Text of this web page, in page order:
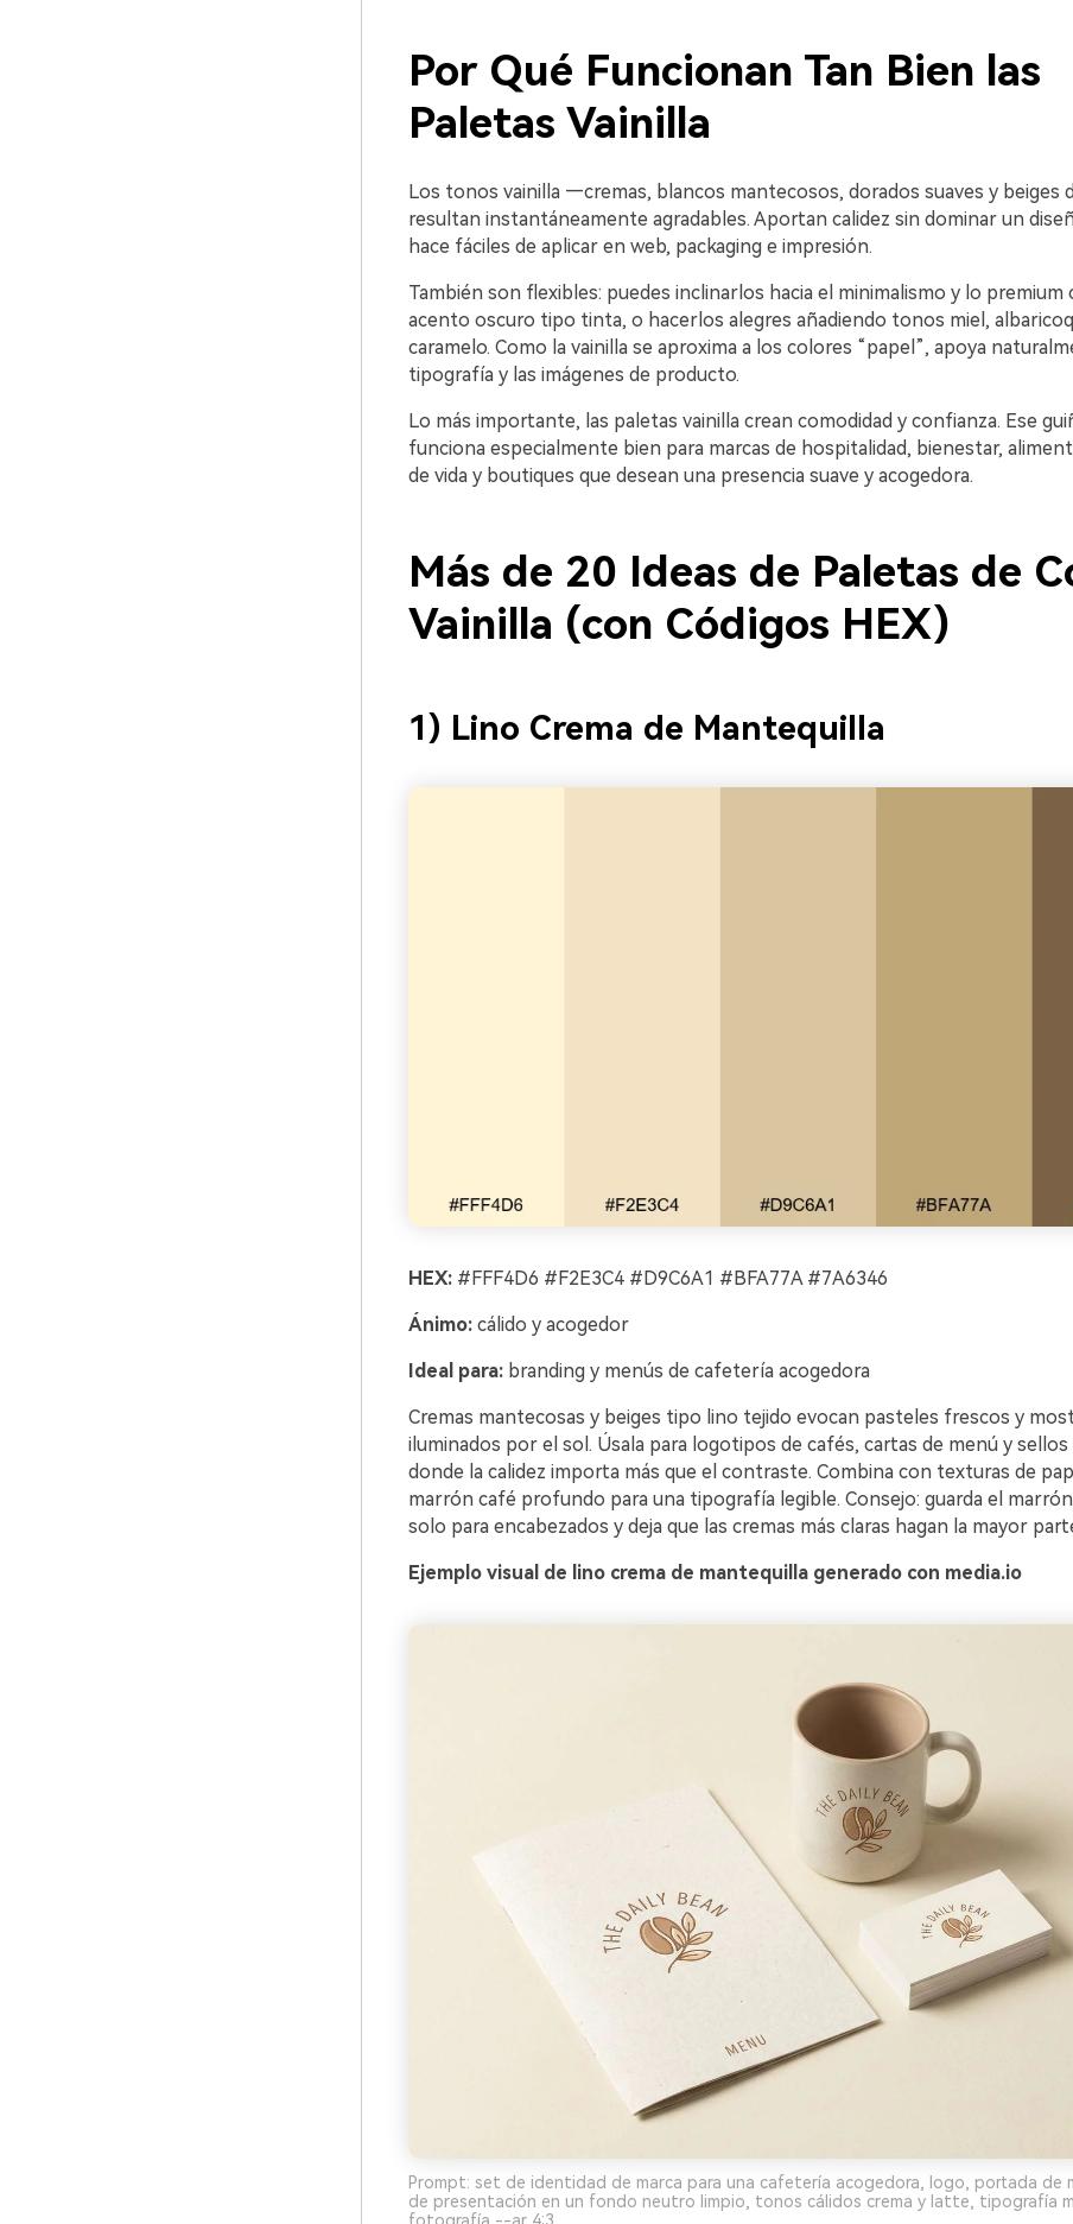
Por Qué Funcionan Tan Bien las
Paletas Vainilla
Los tonos vainilla —cremas, blancos mantecosos, dorados suaves y beiges
resultan instantáneamente agradables. Aportan calidez sin dominar un
hace fáciles de aplicar en web, packaging e impresión.
También son flexibles: puedes inclinarlos hacia el minimalismo y lo premium
acento oscuro tipo tinta, o hacerlos alegres añadiendo tonos miel,
caramelo. Como la vainilla se aproxima a los colores “papel”, apoya
tipografía y las imágenes de producto.
Lo más importante, las paletas vainilla crean comodidad y confianza. Ese
funciona especialmente bien para marcas de hospitalidad, bienestar,
de vida y boutiques que desean una presencia suave y acogedora.
Más de 20 Ideas de Paletas de
Vainilla (con Códigos HEX)
1) Lino Crema de Mantequilla
HEX:#FFF4D6 #F2E3C4 #D9C6A1 #BFA77A #7A6346
Ánimo:cálido y acogedor
Ideal para:branding y menús de cafetería acogedora
Cremas mantecosas y beiges tipo lino tejido evocan pasteles frescos y
iluminados por el sol. Úsala para logotipos de cafés, cartas de menú y sellos
donde la calidez importa más que el contraste. Combina con texturas de
marrón café profundo para una tipografía legible. Consejo: guarda el
solo para encabezados y deja que las cremas más claras hagan la mayor
Ejemplo visual de lino crema de mantequilla generado con media.io
Prompt: set de identidad de marca para una cafetería acogedora, logo, portada de
de presentación en un fondo neutro limpio, tonos cálidos crema y latte, tipografía
fotografía --ar 4:3